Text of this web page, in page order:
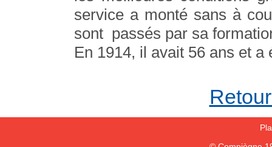
service a monté sans à
sont passés par sa
En 1914, il avait 56 ans et